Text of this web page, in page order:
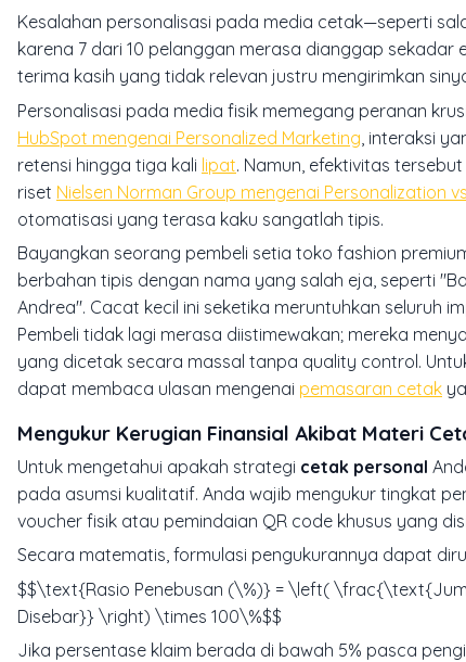
Kesalahan personalisasi pada media cetak—seperti
karena 7 dari 10 pelanggan merasa dianggap sekadar
terima kasih yang tidak relevan justru mengirimkan
Personalisasi pada media fisik memegang peranan
HubSpot mengenai Personalized Marketing , interaksi
retensi hingga tiga kali lipat. Namun, efektivitas
riset Nielsen Norman Group mengenai Personalization
otomatisasi yang terasa kaku sangatlah tipis.
Bayangkan seorang pembeli setia toko fashion
berbahan tipis dengan nama yang salah eja, seperti
Andrea". Cacat kecil ini seketika meruntuhkan seluruh
Pembeli tidak lagi merasa diistimewakan; mereka
yang dicetak secara massal tanpa quality control.
dapat membaca ulasan mengenai pemasaran cetak
Mengukur Kerugian Finansial Akibat Materi
Untuk mengetahui apakah strategi cetak personal
pada asumsi kualitatif. Anda wajib mengukur tingkat
voucher fisik atau pemindaian QR code khusus yang
Secara matematis, formulasi pengukurannya dapat
$$\text{Rasio Penebusan (\%)} = \left(
Disebar}} \right) \times 100\%$$
Jika persentase klaim berada di bawah 5% pasca